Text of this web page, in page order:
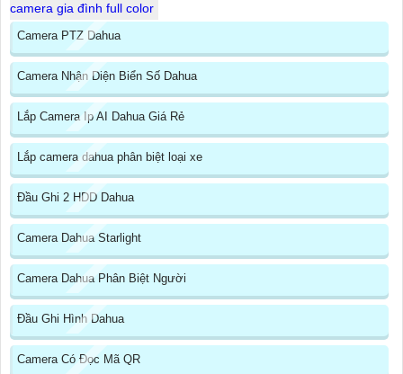
camera gia đình full color
Camera PTZ Dahua
Camera Nhận Diện Biển Số Dahua
Lắp Camera Ip AI Dahua Giá Rẻ
Lắp camera dahua phân biệt loại xe
Đầu Ghi 2 HDD Dahua
Camera Dahua Starlight
Camera Dahua Phân Biệt Người
Đầu Ghi Hình Dahua
Camera Có Đọc Mã QR